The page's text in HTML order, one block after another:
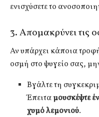
ενισχύσετε το
3. Απομακρύνει τις
Αν υπάρχει κάποια
οσμή στο ψυγείο σας,
Βγάλτε τη
Έπειταμουσκέψτε
χυμό λεμονιού.